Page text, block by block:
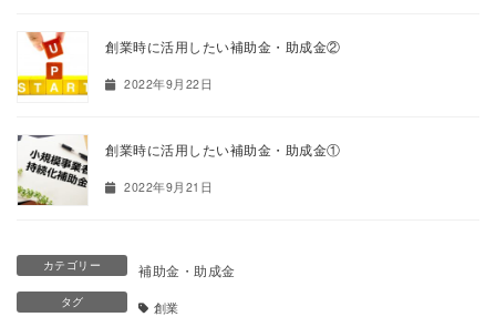
創業時に活用したい補助金・助成金②
2022年9月22日
創業時に活用したい補助金・助成金①
2022年9月21日
カテゴリー 補助金・助成金
タグ 創業